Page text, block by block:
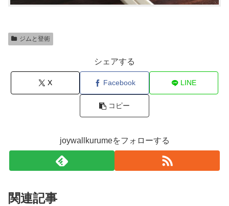
ジムと登術
シェアする
X Facebook LINE
コピー
joywallkurumeをフォローする
関連記事